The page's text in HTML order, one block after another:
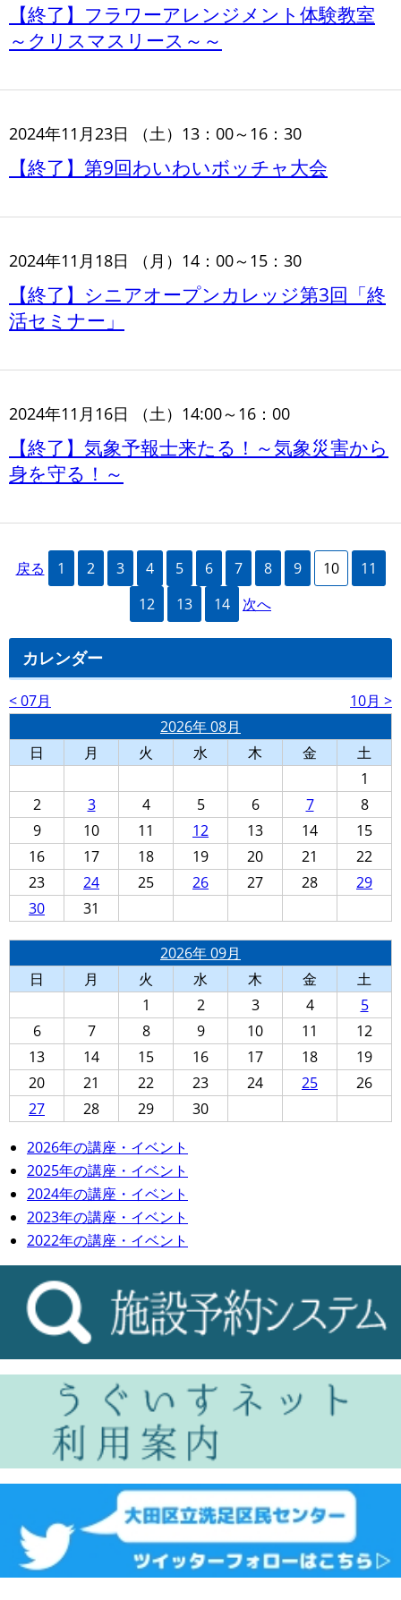
【終了】フラワーアレンジメント体験教室
～クリスマスリース～～
2024年11月23日 （土）13：00～16：30
【終了】第9回わいわいボッチャ大会
2024年11月18日 （月）14：00～15：30
【終了】シニアオープンカレッジ第3回「終
活セミナー」
2024年11月16日 （土）14:00～16：00
【終了】気象予報士来たる！～気象災害から
身を守る！～
戻る 1 2 3 4 5 6 7 8 9 10
11
12
13 14 次へ
カレンダー
< 07月
10月 >
2026年 08月
日
月 火 水 木 金
土
1
2
3 4 5 6 7
8
9
10 11 12 13 14
15
16
17 18 19 20 21
22
23
24 25 26 27 28
29
30
31
2026年 09月
日
月 火 水 木 金
土
1
2 3 4
5
6
7 8 9 10 11
12
13
14 15 16 17 18
19
20
21 22 23 24 25
26
27
28 29
30
2026年の講座・イベント
2025年の講座・イベント
2024年の講座・イベント
2023年の講座・イベント
2022年の講座・イベント